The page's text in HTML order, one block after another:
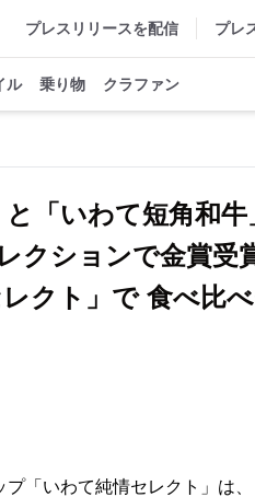
プレスリリースを配信 プレ
ル 乗り物 クラファン
「いわて短角和牛
クションで金賞受
クト」で 食べ比
「いわて純情セレクト」は